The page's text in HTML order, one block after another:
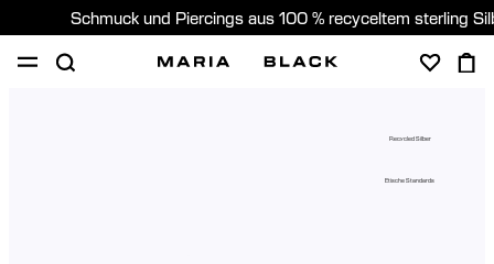
Schmuck und Piercings aus 100 % recyceltem sterling
Recycled Silber
Etische Standards